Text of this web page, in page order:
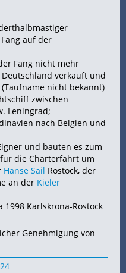
auf der
Fang nicht mehr
verkauft und
nicht bekannt)
zwischen
Leningrad;
nach Belgien und
und bauten es zum
für die Charterfahrt um
Hanse Sail Rostock, der
an der Kieler
Karlskrona-Rostock
Genehmigung von